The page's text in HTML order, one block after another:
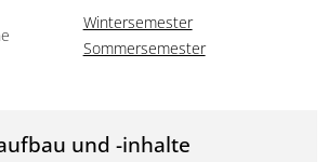
Wintersemester
Sommersemester
und -inhalte